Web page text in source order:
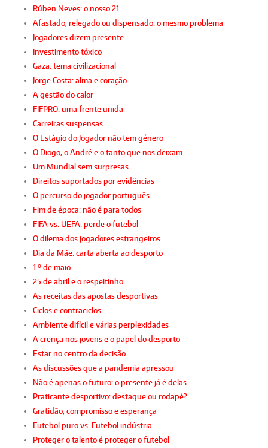
Rúben Neves: o nosso 21
Afastado, relegado ou dispensado: o mesmo problema
Jogadores dizem presente
Investimento tóxico
Gaza: tema civilizacional
Jorge Costa: alma e coração
A gestão do calor
FIFPRO: uma frente unida
Carreiras suspensas
O Estágio do Jogador não tem género
O Diogo, o André e o tanto que nos deixam
Um Mundial sem surpresas
Direitos suportados por evidências
O percurso do jogador português
Fim de época: não é para todos
FIFA vs. UEFA: perde o futebol
O dilema dos jogadores estrangeiros
Dia da Mãe: carta aberta ao desporto
1.º de maio
25 de abril e o respeitinho
As receitas das apostas desportivas
Ciclos e contraciclos
Ambiente difícil e várias perplexidades
A crença nos jovens e o papel do desporto
Estar no centro da decisão
As discussões que a pandemia apressou
Não é apenas o futuro: o presente já é delas
Praticante desportivo: destaque ou rodapé?
Gratidão, compromisso e esperança
Futebol puro vs. Futebol indústria
Proteger o talento é proteger o futebol